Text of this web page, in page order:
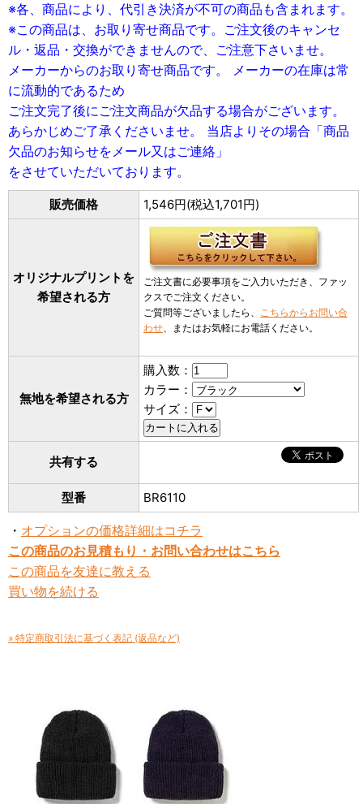
※各、商品により、代引き決済が不可の商品も含まれます。
※この商品は、お取り寄せ商品です。ご注文後のキャンセ
ル・返品・交換ができませんので、ご注意下さいませ。
メーカーからのお取り寄せ商品です。 メーカーの在庫は常
に流動的であるため
ご注文完了後にご注文商品が欠品する場合がございます。
あらかじめご了承くださいませ。 当店よりその場合「商品
欠品のお知らせをメール又はご連絡」
をさせていただいております。
販売価格 1,546円(税込1,701円)
オリジナルプリントを
希望される方
ご注文書に必要事項をご入力いただき、ファッ
クスでご注文ください。
ご質問等ございましたら、 こちらからお問い合
わせ、またはお気軽にお電話ください。
無地を希望される方
購入数：
カラー：
サイズ：
共有する
型番 BR6110
・ オプションの価格詳細はコチラ
この商品のお見積もり・お問い合わせはこちら
この商品を友達に教える
買い物を続ける
» 特定商取引法に基づく表記 (返品など)